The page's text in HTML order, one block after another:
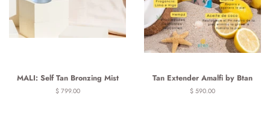
MALI: Self Tan Bronzing Mist
Precio
$ 799.00
Tan Extender Amalfi by Btan
Precio
$ 590.00